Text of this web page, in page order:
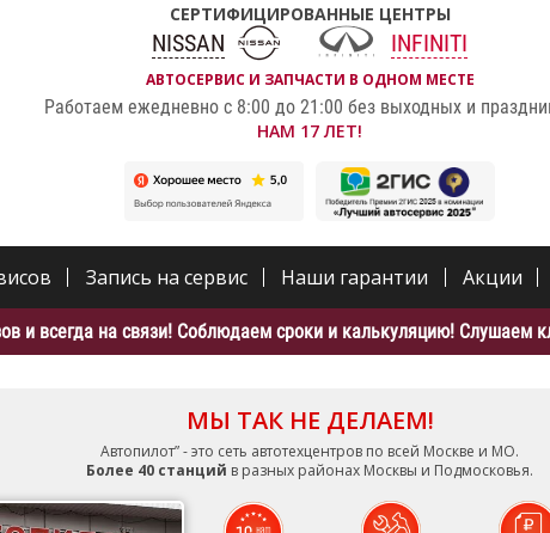
СЕРТИФИЦИРОВАННЫЕ ЦЕНТРЫ
NISSAN INFINITI
АВТОСЕРВИС И ЗАПЧАСТИ В ОДНОМ МЕСТЕ
Работаем ежедневно с 8:00 до 21:00 без выходных и
НАМ 17 ЛЕТ!
Запись на сервис Наши гарантии Акции
и всегда на связи! Соблюдаем сроки и калькуляцию! Слушаем
МЫ ТАК НЕ ДЕЛАЕМ!
Автопилот” - это сеть автотехцентров по всей Москве и МО.
Более 40 станций в разных районах Москвы и Подмосковья.